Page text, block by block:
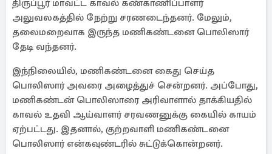
திருப்பூர் மாவட்ட காவல் கண்காணிப்பாளர்
அலுவலகத்தில் நேற்று சரணடைந்தனர். மேலும்,
தலைமறைவாக இருந்த மணிகண்டனை பொலிஸார்
தேடி வந்தனர்.
இந்நிலையில், மணிகண்டனை கைது செய்த
பொலிஸார் அவரை அழைத்துச் சென்றனர். அப்போது,
மணிகண்டன் பொலிஸாரை அரிவாளால் தாக்கியதில்
காவல் உதவி ஆய்வாளர் சரவணனுக்கு கையில் காயம்
ஏற்பட்டது. இதனால், குற்றவாளி மணிகண்டனை
பொலிஸார் என்கவுண்டரில் சுட்டுக்கொன்றனர்.